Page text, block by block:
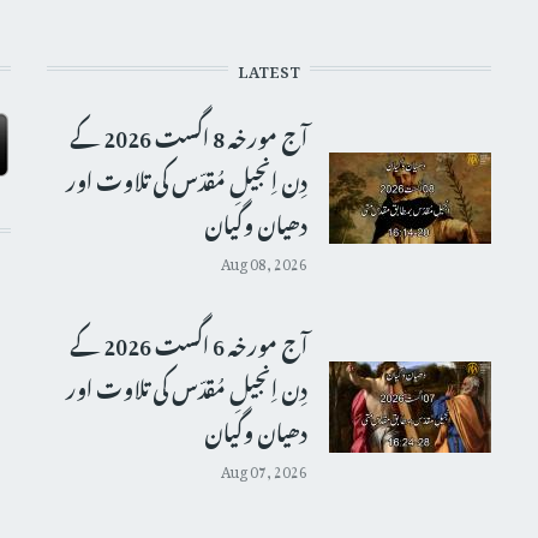
LATEST
آج مورخہ 8 اگست 2026 کے
دِن اِنجیلِ مُقدّس کی تلاوت اور
دھیان وگیان
Aug 08, 2026
آج مورخہ 6 اگست 2026 کے
دِن اِنجیلِ مُقدّس کی تلاوت اور
دھیان وگیان
Aug 07, 2026